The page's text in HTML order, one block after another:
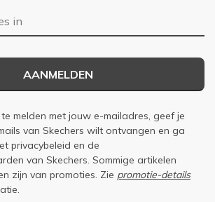
AANMELDEN
melden met jouw e-mailadres, geef je
van Skechers wilt ontvangen en ga
privacybeleid en de
van Skechers. Sommige artikelen
zijn van promoties. Zie promotie-details